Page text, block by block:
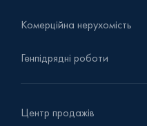
Комерційна нерухомість
Генпідрядні роботи
Центр продажів